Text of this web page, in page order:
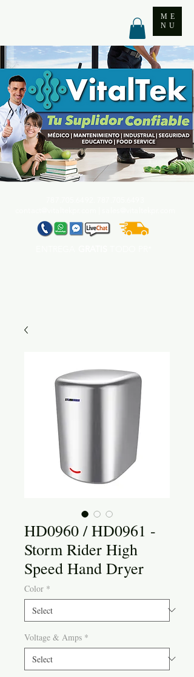
ME
NU
HD0960 / HD0961 -
Storm Rider High
Speed Hand Dryer
Color *
Voltage & Amps *